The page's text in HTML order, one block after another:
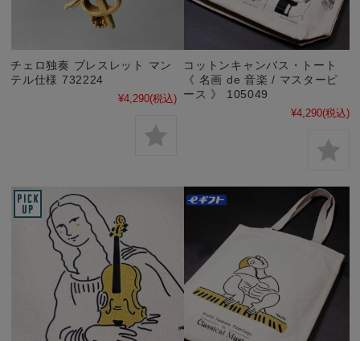
チェロ独奏 ブレスレット マン
テル仕様 732224
¥4,290(税込)
コットンキャンバス・トート
《 名画 de 音楽 / マスターピ
ース 》 105049
¥4,290(税込)